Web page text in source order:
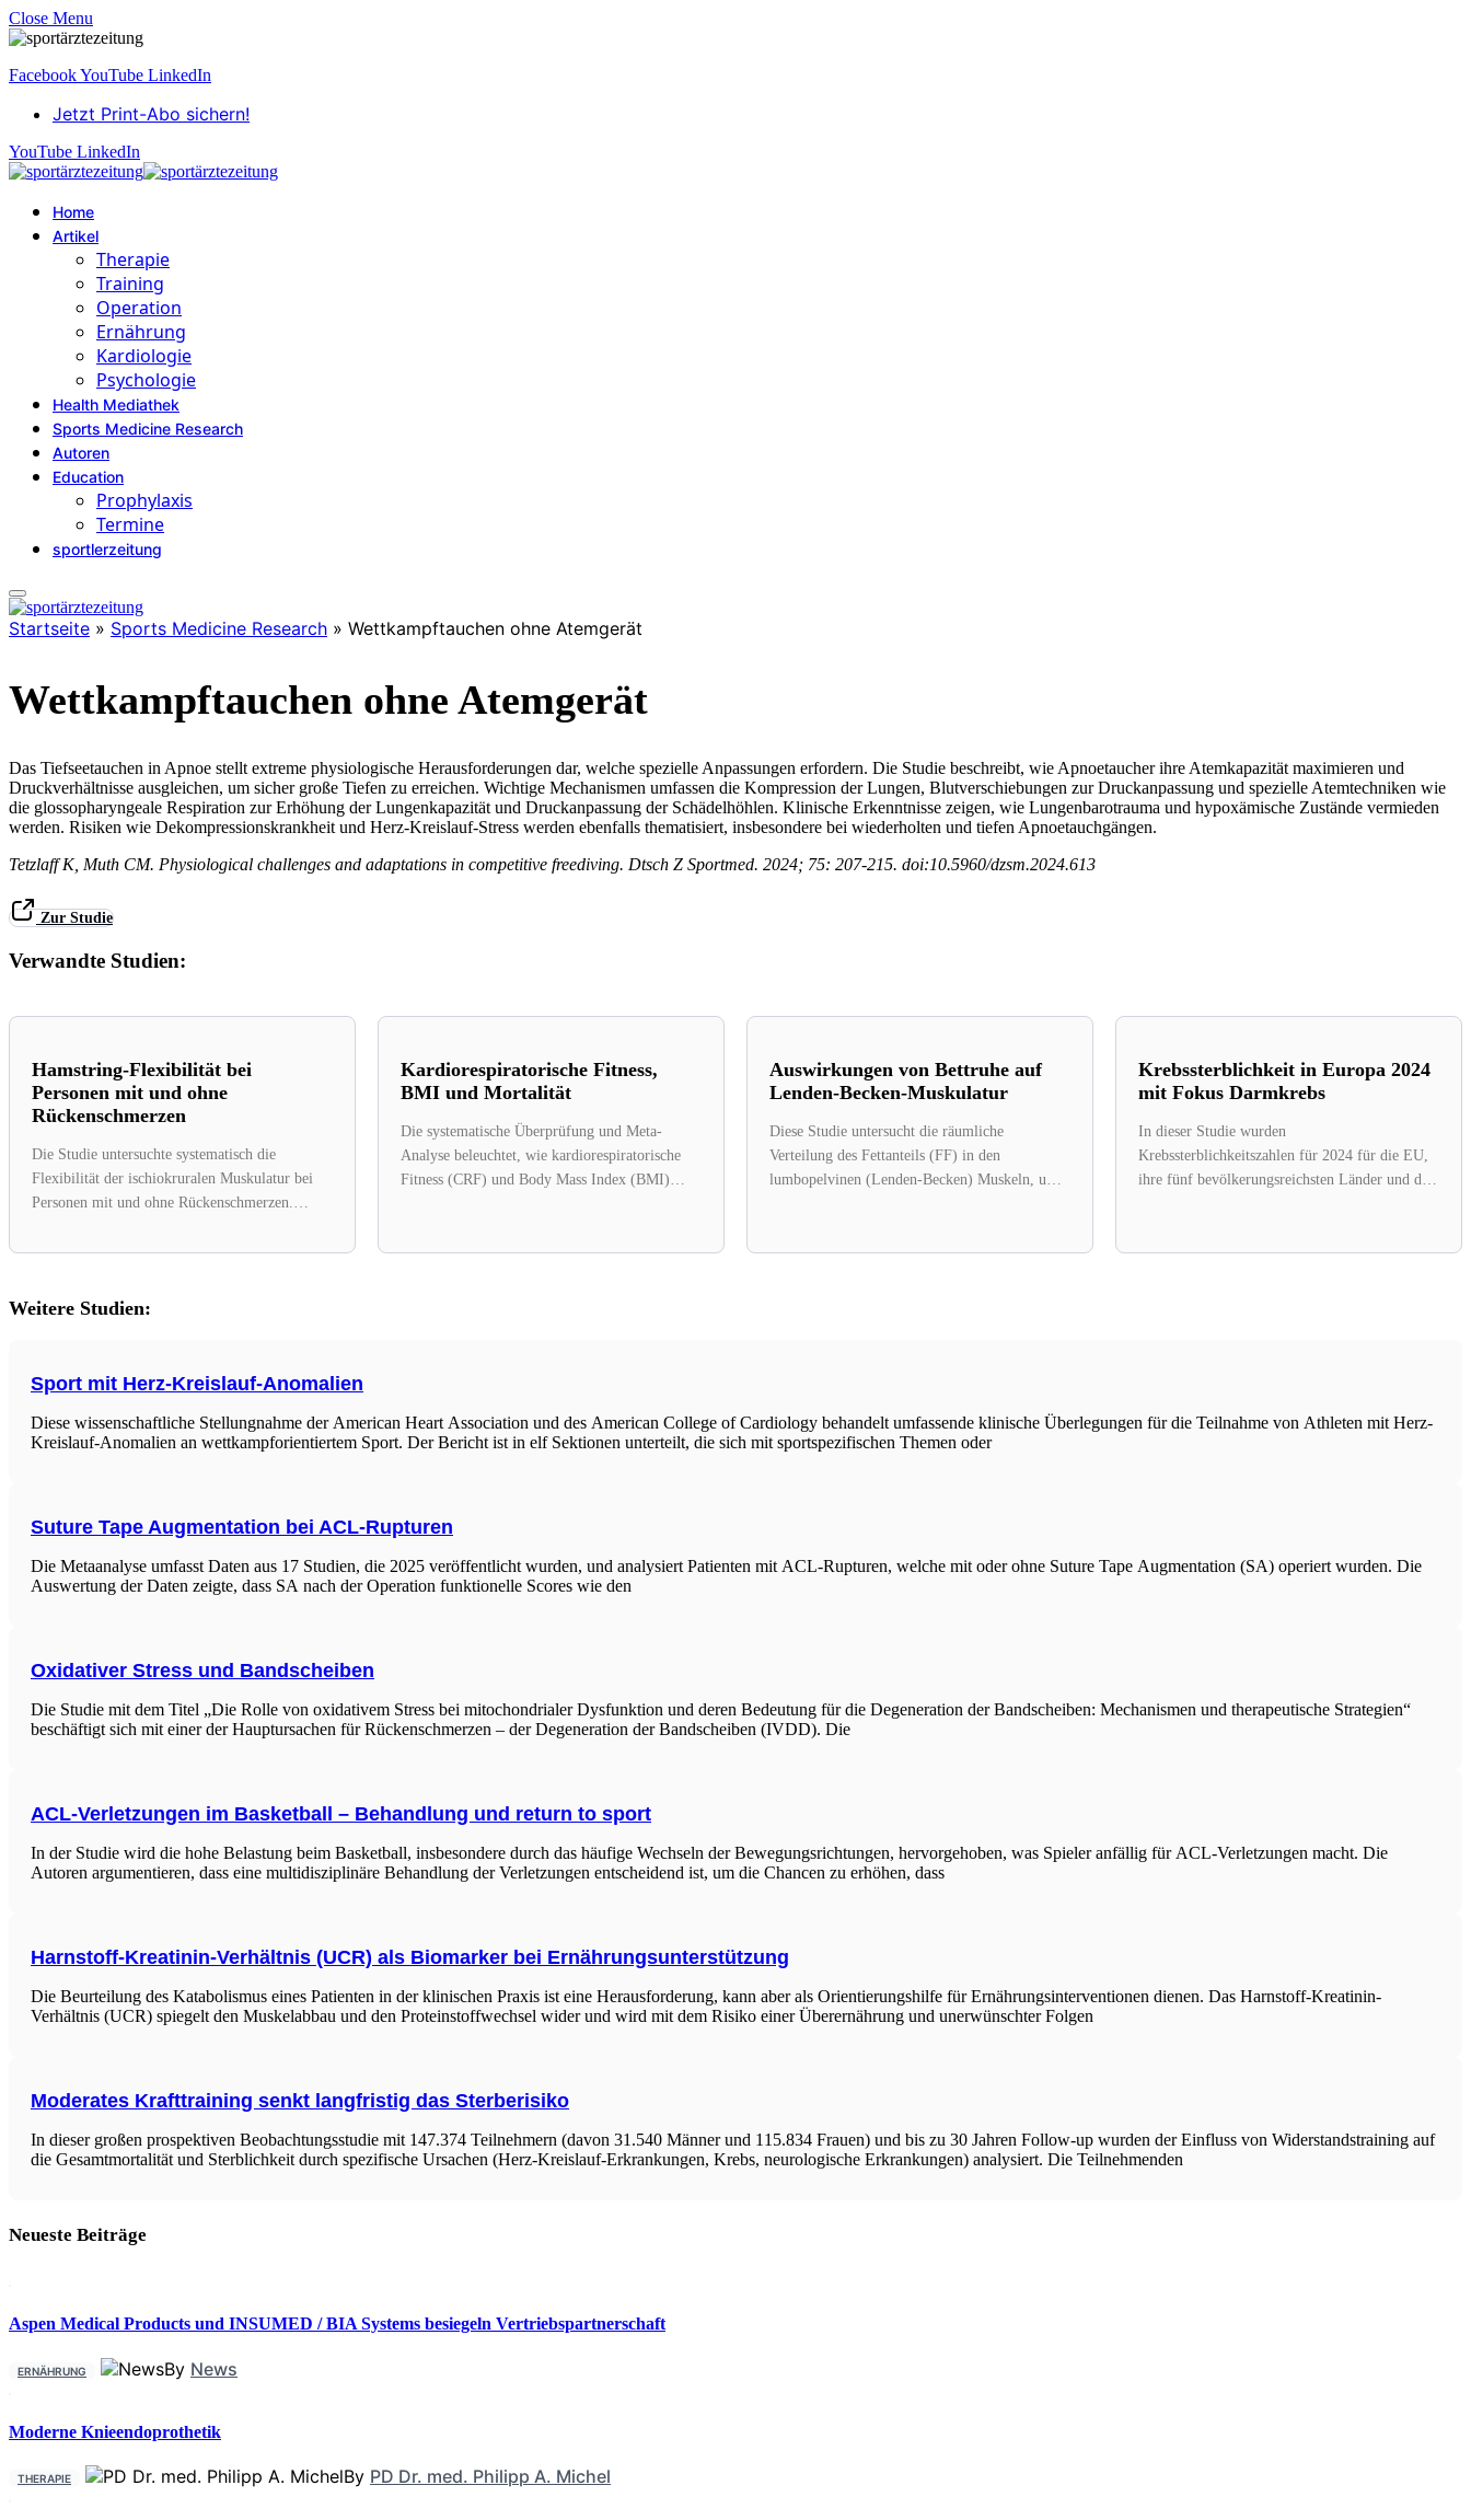
Close Menu
FacebookYouTube LinkedIn
Jetzt Print-Abo sichern!
YouTube LinkedIn
Home
Artikel
Therapie
Training
Operation
Ernährung
Kardiologie
Psychologie
Health Mediathek
Sports Medicine Research
Autoren
Education
Prophylaxis
Termine
sportlerzeitung
Startseite » Sports Medicine Research » Wettkampftauchen ohne Atemgerät
Wettkampftauchen ohne Atemgerät
Das Tiefseetauchen in Apnoe stellt extreme physiologische Herausforderungen dar, welche spezielle Anpassungen erfordern. Die Studie beschreibt, wie Apnoetaucher ihre Atemkapazität maximieren und
Druckverhältnisse ausgleichen, um sicher große Tiefen zu erreichen. Wichtige Mechanismen umfassen die Kompression der Lungen, Blutverschiebungen zur Druckanpassung und spezielle Atemtechniken wie
die glossopharyngeale Respiration zur Erhöhung der Lungenkapazität und Druckanpassung der Schädelhöhlen. Klinische Erkenntnisse zeigen, wie Lungenbarotrauma und hypoxämische Zustände vermieden
werden. Risiken wie Dekompressionskrankheit und Herz-Kreislauf-Stress werden ebenfalls thematisiert, insbesondere bei wiederholten und tiefen Apnoetauchgängen.
Tetzlaff K, Muth CM. Physiological challenges and adaptations in competitive freediving. Dtsch Z Sportmed. 2024; 75: 207-215. doi:10.5960/dzsm.2024.613
Zur Studie
Verwandte Studien:
Hamstring-Flexibilität bei
Personen mit und ohne
Rückenschmerzen
Die Studie untersuchte systematisch die
Flexibilität der ischiokruralen Muskulatur bei
Personen mit und ohne Rückenschmerzen.
Kardiorespiratorische Fitness,
BMI und Mortalität
Die systematische Überprüfung und Meta-
Analyse beleuchtet, wie kardiorespiratorische
Fitness (CRF) und Body Mass Index (BMI)
Auswirkungen von Bettruhe auf
Lenden-Becken-Muskulatur
Diese Studie untersucht die räumliche
Verteilung des Fettanteils (FF) in den
lumbopelvinen (Lenden-Becken) Muskeln, um
Krebssterblichkeit in Europa 2024
mit Fokus Darmkrebs
In dieser Studie wurden
Krebssterblichkeitszahlen für 2024 für die EU,
ihre fünf bevölkerungsreichsten Länder und das
Weitere Studien:
Sport mit Herz-Kreislauf-Anomalien
Diese wissenschaftliche Stellungnahme der American Heart Association und des American College of Cardiology behandelt umfassende klinische Überlegungen für die Teilnahme von Athleten mit Herz-
Kreislauf-Anomalien an wettkampforientiertem Sport. Der Bericht ist in elf Sektionen unterteilt, die sich mit sportspezifischen Themen oder
Suture Tape Augmentation bei ACL-Rupturen
Die Metaanalyse umfasst Daten aus 17 Studien, die 2025 veröffentlicht wurden, und analysiert Patienten mit ACL-Rupturen, welche mit oder ohne Suture Tape Augmentation (SA) operiert wurden. Die
Auswertung der Daten zeigte, dass SA nach der Operation funktionelle Scores wie den
Oxidativer Stress und Bandscheiben
Die Studie mit dem Titel „Die Rolle von oxidativem Stress bei mitochondrialer Dysfunktion und deren Bedeutung für die Degeneration der Bandscheiben: Mechanismen und therapeutische Strategien“
beschäftigt sich mit einer der Hauptursachen für Rückenschmerzen – der Degeneration der Bandscheiben (IVDD). Die
ACL-Verletzungen im Basketball – Behandlung und return to sport
In der Studie wird die hohe Belastung beim Basketball, insbesondere durch das häufige Wechseln der Bewegungsrichtungen, hervorgehoben, was Spieler anfällig für ACL-Verletzungen macht. Die
Autoren argumentieren, dass eine multidisziplinäre Behandlung der Verletzungen entscheidend ist, um die Chancen zu erhöhen, dass
Harnstoff-Kreatinin-Verhältnis (UCR) als Biomarker bei Ernährungsunterstützung
Die Beurteilung des Katabolismus eines Patienten in der klinischen Praxis ist eine Herausforderung, kann aber als Orientierungshilfe für Ernährungsinterventionen dienen. Das Harnstoff-Kreatinin-
Verhältnis (UCR) spiegelt den Muskelabbau und den Proteinstoffwechsel wider und wird mit dem Risiko einer Überernährung und unerwünschter Folgen
Moderates Krafttraining senkt langfristig das Sterberisiko
In dieser großen prospektiven Beobachtungsstudie mit 147.374 Teilnehmern (davon 31.540 Männer und 115.834 Frauen) und bis zu 30 Jahren Follow-up wurden der Einfluss von Widerstandstraining auf
die Gesamtmortalität und Sterblichkeit durch spezifische Ursachen (Herz-Kreislauf-Erkrankungen, Krebs, neurologische Erkrankungen) analysiert. Die Teilnehmenden
Neueste Beiträge
Aspen Medical Products und INSUMED / BIA Systems besiegeln Vertriebspartnerschaft
ERNÄHRUNG By News
Moderne Knieendoprothetik
THERAPIE By PD Dr. med. Philipp A. Michel